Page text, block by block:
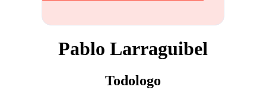
Pablo Larraguibel
Todologo